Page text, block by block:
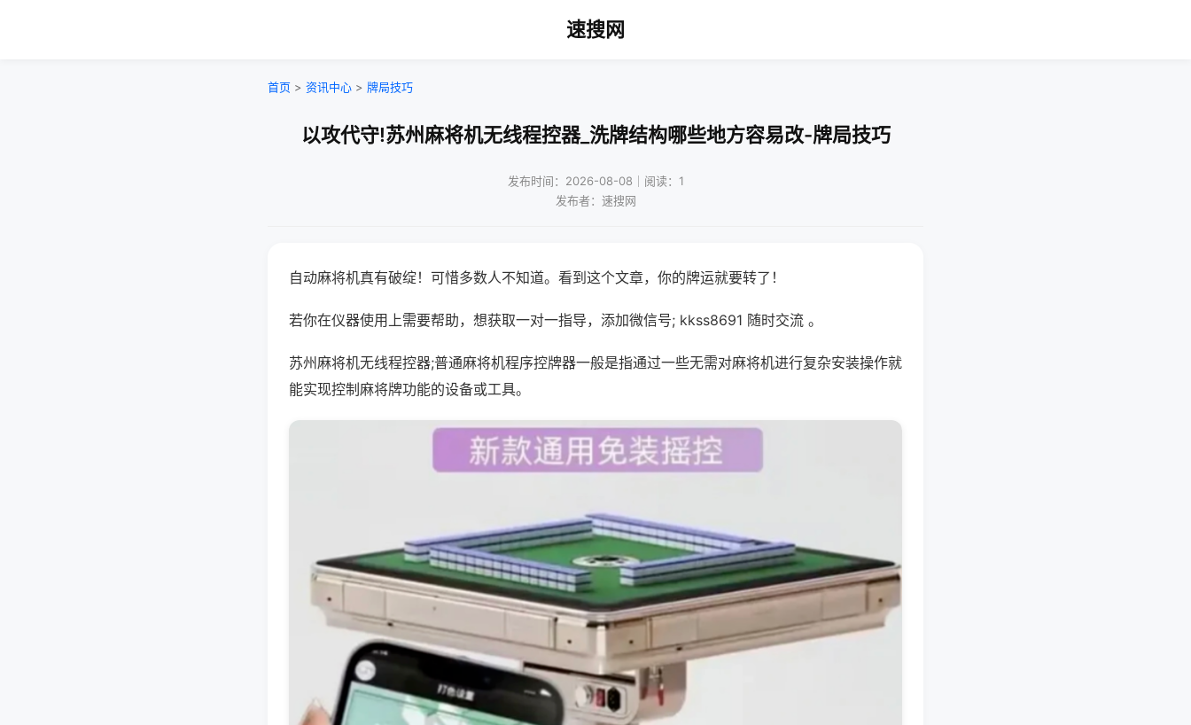
速搜网
首页 > 资讯中心 > 牌局技巧
以攻代守!苏州麻将机无线程控器_洗牌结构哪些地方容易改-牌局技巧
发布时间：2026-08-08｜阅读：1
发布者：速搜网
自动麻将机真有破绽！可惜多数人不知道。看到这个文章，你的牌运就要转了！
若你在仪器使用上需要帮助，想获取一对一指导，添加微信号; kkss8691 随时交流 。
苏州麻将机无线程控器;普通麻将机程序控牌器一般是指通过一些无需对麻将机进行复杂安装操作就
能实现控制麻将牌功能的设备或工具。